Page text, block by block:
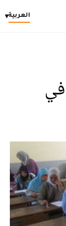
العربية▾